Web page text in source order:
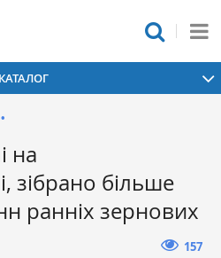
КАТАЛОГ
•
на
зібрано більше
ранніх зернових
157